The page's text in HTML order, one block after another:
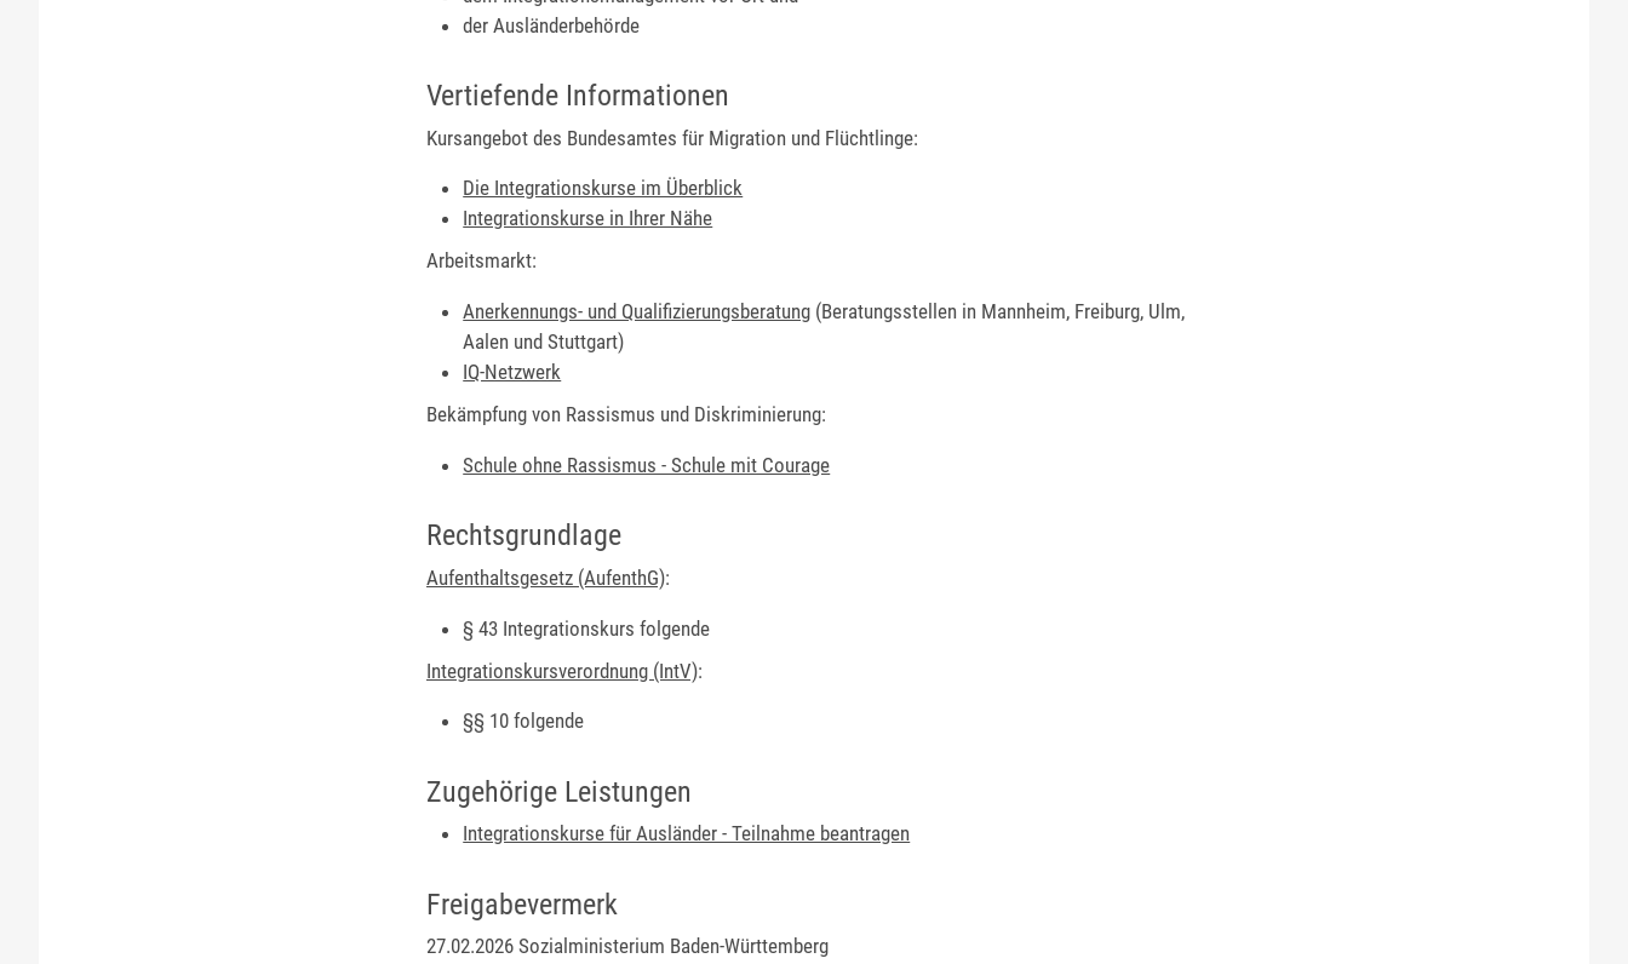
der Ausländerbehörde
Vertiefende Informationen
Kursangebot des Bundesamtes für Migration und Flüchtlinge:
Die Integrationskurse im Überblick
Integrationskurse in Ihrer Nähe
Arbeitsmarkt:
Anerkennungs- und Qualifizierungsberatung (Beratungsstellen in Mannheim, Freiburg, Ulm,
Aalen und Stuttgart)
IQ-Netzwerk
Bekämpfung von Rassismus und Diskriminierung:
Schule ohne Rassismus - Schule mit Courage
Rechtsgrundlage
Aufenthaltsgesetz (AufenthG):
§ 43 Integrationskurs folgende
Integrationskursverordnung (IntV):
§§ 10 folgende
Zugehörige Leistungen
Integrationskurse für Ausländer - Teilnahme beantragen
Freigabevermerk
27.02.2026 Sozialministerium Baden-Württemberg